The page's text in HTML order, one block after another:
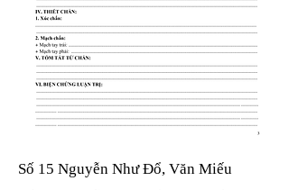
Số 15 Nguyễn Như Đổ, Văn Miếu​​​​